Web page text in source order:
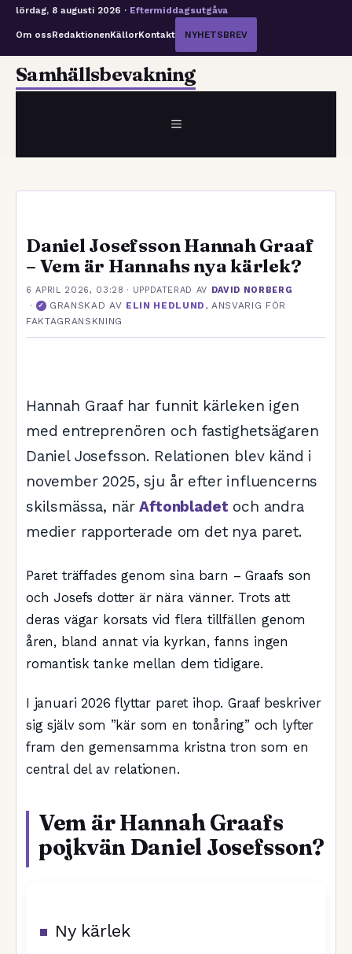
lördag, 8 augusti 2026 · Eftermiddagsutgåva
Om ossRedaktionenKällorKontakt NYHETSBREV
HoppaSamhällsbevakning
MENY
Daniel Josefsson Hannah Graaf
– Vem är Hannahs nya kärlek?
6 APRIL 2026, 03:28 · UPPDATERAD AV DAVID NORBERG
· ✓ GRANSKAD AV ELIN HEDLUND , ANSVARIG FÖR
FAKTAGRANSKNING
Hannah Graaf har funnit kärleken igen
med entreprenören och fastighetsägaren
Daniel Josefsson. Relationen blev känd i
november 2025, sju år efter influencerns
skilsmässa, närAftonbladet och andra
medier rapporterade om det nya paret.
Paret träffades genom sina barn – Graafs son
och Josefs dotter är nära vänner. Trots att
deras vägar korsats vid flera tillfällen genom
åren, bland annat via kyrkan, fanns ingen
romantisk tanke mellan dem tidigare.
I januari 2026 flyttar paret ihop. Graaf beskriver
sig själv som ”kär som en tonåring” och lyfter
fram den gemensamma kristna tron som en
central del av relationen.
Vem är Hannah Graafs
pojkvän Daniel Josefsson?
Ny kärlek